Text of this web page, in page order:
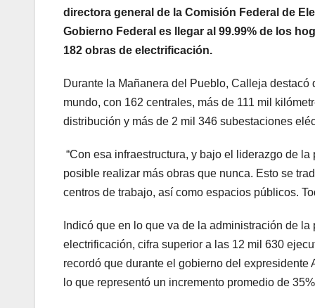
directora general de la Comisión Federal de
Gobierno Federal es llegar al 99.99% de los
182 obras de electrificación.
Durante la Mañanera del Pueblo, Calleja
mundo, con 162 centrales, más de 111 mil
distribución y más de 2 mil 346 subestaciones
“Con esa infraestructura, y bajo el liderazgo de
posible realizar más obras que nunca. Esto se
centros de trabajo, así como espacios públicos.
Indicó que en lo que va de la administración de
electrificación, cifra superior a las 12 mil 630
recordó que durante el gobierno del
lo que representó un incremento promedio de